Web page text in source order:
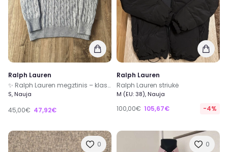
Ralph Lauren
✨ Ralph Lauren megztinis – klasikinis stilius ir komfortas ✨
S, Nauja
45,00€ 47,92€
Ralph Lauren
Ralph Lauren striukė
M (EU: 38), Nauja
100,00€ 105,67€ -4%
0 0